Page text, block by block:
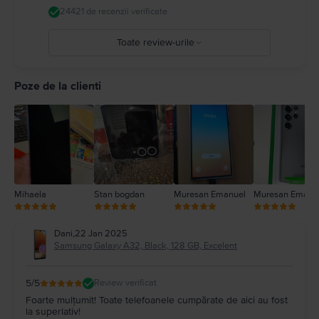
24421 de recenzii verificate
Toate review-urile
2
1
Poze de la clienti
Mihaela Stan bogdan Muresan Emanuel Muresan
Dani,22 Jan 2025
Samsung Galaxy A32, Black, 128 GB, Excelent
5/5 Review verificat
Foarte mulțumit! Toate telefoanele cumpărate de aici au fost
la superlativ!